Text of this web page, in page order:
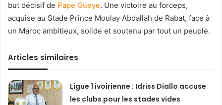
but décisif de Pape Gueye. Une victoire au forceps,
acquise au Stade Prince Moulay Abdallah de Rabat, face à
un Maroc ambitieux, solide et soutenu par tout un peuple.
Articles similaires
Ligue 1 ivoirienne : Idriss Diallo accuse
les clubs pour les stades vides